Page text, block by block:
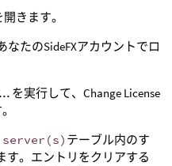
開きます。
なたのSideFXアカウントでロ
を実行して、Change License
テーブル内のす
す。エントリをクリアする